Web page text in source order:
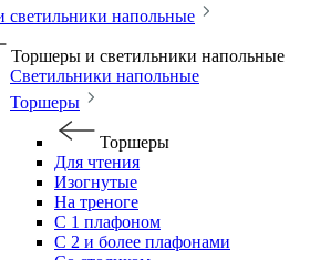
светильники напольные
Торшеры и светильники напольные
Светильники напольные
Торшеры
Торшеры
Для чтения
Изогнутые
На треноге
С 1 плафоном
С 2 и более плафонами